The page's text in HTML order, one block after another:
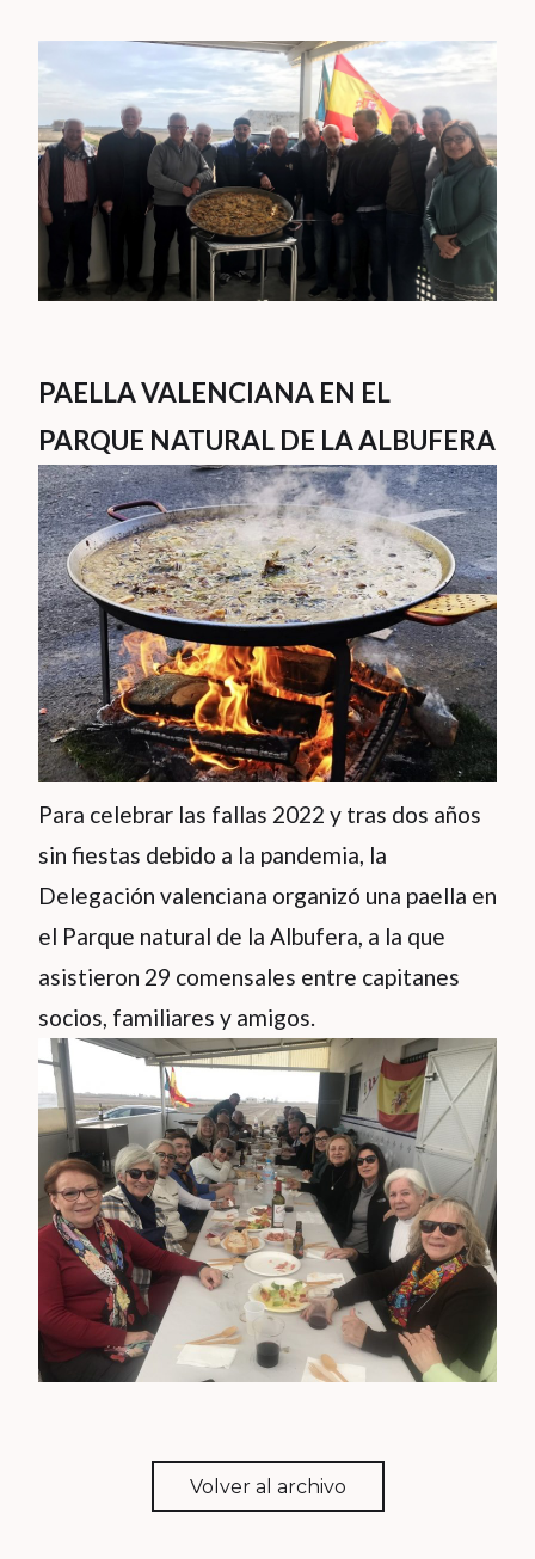
PAELLA VALENCIANA EN EL
PARQUE NATURAL DE LA ALBUFERA
Para celebrar las fallas 2022 y tras dos años
sin fiestas debido a la pandemia, la
Delegación valenciana organizó una paella en
el Parque natural de la Albufera, a la que
asistieron 29 comensales entre capitanes
socios, familiares y amigos.
Volver al archivo